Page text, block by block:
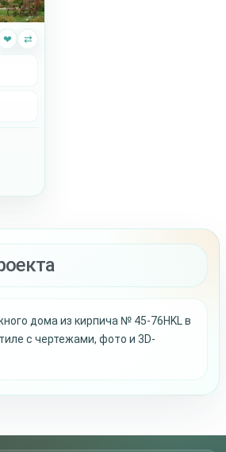
❤ ⇄
дома из кирпича № 45-76HKL в
с чертежами, фото и 3D-